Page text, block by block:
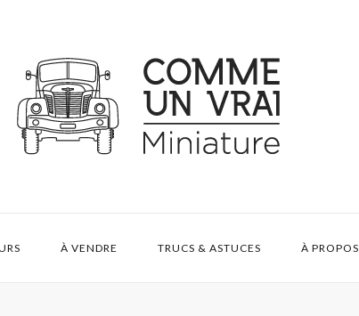
À VENDRE TRUCS & ASTUCES À PROPOS